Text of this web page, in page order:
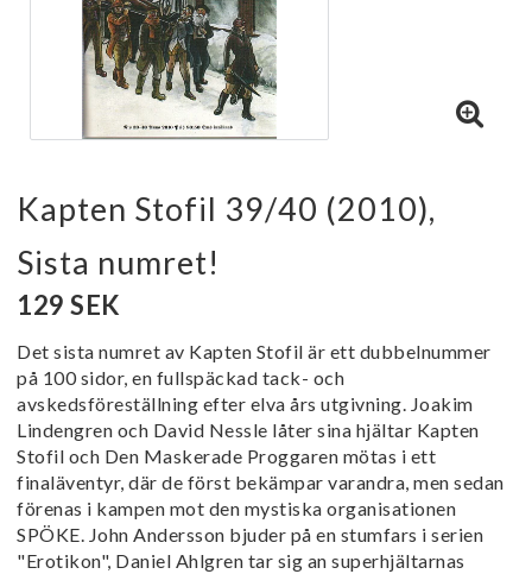
Kapten Stofil 39/40 (2010),
Sista numret!
129 SEK
Det sista numret av Kapten Stofil är ett dubbelnummer
på 100 sidor, en fullspäckad tack- och
avskedsföreställning efter elva års utgivning. Joakim
Lindengren och David Nessle låter sina hjältar Kapten
Stofil och Den Maskerade Proggaren mötas i ett
finaläventyr, där de först bekämpar varandra, men sedan
förenas i kampen mot den mystiska organisationen
SPÖKE. John Andersson bjuder på en stumfars i serien
"Erotikon", Daniel Ahlgren tar sig an superhjältarnas